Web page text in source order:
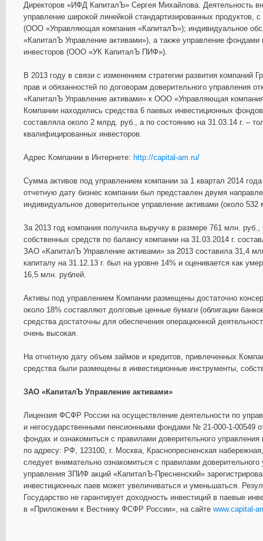
Директоров «ИФД КапиталЪ» Сергея Михайлова. Деятельность
управление широкой линейкой стандартизированных продуктов,
(ООО «Управляющая компания «КапиталЪ»); индивидуальное
«КапиталЪ Управление активами»), а также управление
инвесторов (ООО «УК КапиталЪ ПИФ»).
В 2013 году в связи с изменением стратегии развития
прав и обязанностей по договорам доверительного
«КапиталЪ Управление активами» к ООО «Управляющая
Компании находились средства 6 паевых инвестиционных
составляла около 2 млрд. руб., а по состоянию на 31.03.14 г. –
квалифицированных инвесторов.
Адрес Компании в Интернете: http://capital-am.ru/
Сумма активов под управлением компании за 1 квартал 2014
отчетную дату бизнес компании был представлен двумя
индивидуальное доверительное управление активами (около 532
За 2013 год компания получила выручку в размере 761 млн.
собственных средств по балансу компании на 31.03.2014 г.
ЗАО «КапиталЪ Управление активами» за 2013 составила 31,4
капиталу на 31.12.13 г. был на уровне 14% и оценивается как
16,5 млн. рублей.
Активы под управлением Компании размещены достаточно
около 18% составляют долговые ценные бумаги (облигации
средства достаточны для обеспечения операционной
очень высокая.
На отчетную дату объем займов и кредитов, привлеченных
средства были размещены в инвестиционные инструменты,
ЗАО «КапиталЪ Управление активами»
Лицензия ФСФР России на осуществление деятельности по
и негосударственными пенсионными фондами № 21-000-1-00549
фондах и ознакомиться с правилами доверительного
по адресу: РФ, 123100, г. Москва, Краснопресненская
следует внимательно ознакомиться с правилами
управления ЗПИФ акций «КапиталЪ-Пресненский»
инвестиционных паев может увеличиваться и уменьшаться.
Государство не гарантирует доходность инвестиций в паевые
в «Приложении к Вестнику ФСФР России», на сайте www.capital-